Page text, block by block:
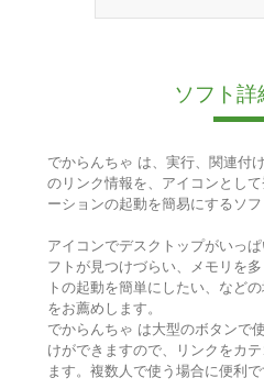
ソフト詳
でからんちゃ は、実行、関連付
のリンク情報を、アイコンとし
ーションの起動を簡易にするソフ
アイコンでデスクトップがいっ
フトが見つけづらい、メモリを
トの起動を簡単にしたい、など
をお薦めします。
でからんちゃ は大型のボタンで
けができますので、リンクをカ
ます。複数人で使う場合に便利で